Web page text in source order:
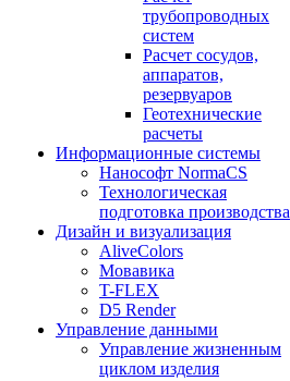
трубопроводных
систем
Расчет сосудов,
аппаратов,
резервуаров
Геотехнические
расчеты
Информационные системы
Нанософт NormaCS
Технологическая
подготовка производства
Дизайн и визуализация
AliveColors
Мовавика
T-FLEX
D5 Render
Управление данными
Управление жизненным
циклом изделия